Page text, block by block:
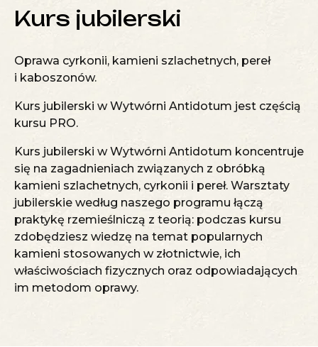
Kurs jubilerski
Oprawa cyrkonii, kamieni szlachetnych, pereł
i kaboszonów.
Kurs jubilerski w Wytwórni Antidotum jest częścią
kursu PRO.
Kurs jubilerski w Wytwórni Antidotum koncentruje
się na zagadnieniach związanych z obróbką
kamieni szlachetnych, cyrkonii i pereł. Warsztaty
jubilerskie według naszego programu łączą
praktykę rzemieślniczą z teorią: podczas kursu
zdobędziesz wiedzę na temat popularnych
kamieni stosowanych w złotnictwie, ich
właściwościach fizycznych oraz odpowiadających
im metodom oprawy.